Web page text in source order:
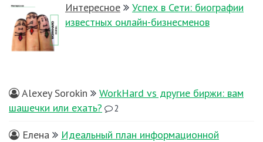
Интересное
Успех в Сети: биографии
известных онлайн-бизнесменов
Alexey Sorokin
WorkHard vs другие биржи: вам
шашечки или ехать?
2
Елена
Идеальный план информационной